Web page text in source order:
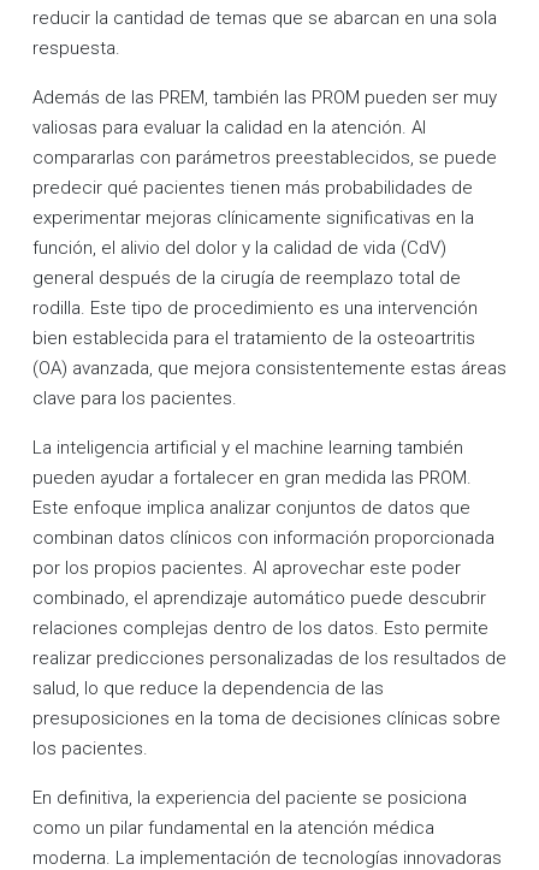
reducir la cantidad de temas que se abarcan en una sola
respuesta.
Además de las PREM, también las PROM pueden ser muy
valiosas para evaluar la calidad en la atención. Al
compararlas con parámetros preestablecidos, se puede
predecir qué pacientes tienen más probabilidades de
experimentar mejoras clínicamente significativas en la
función, el alivio del dolor y la calidad de vida (CdV)
general después de la cirugía de reemplazo total de
rodilla. Este tipo de procedimiento es una intervención
bien establecida para el tratamiento de la osteoartritis
(OA) avanzada, que mejora consistentemente estas áreas
clave para los pacientes.
La inteligencia artificial y el machine learning también
pueden ayudar a fortalecer en gran medida las PROM.
Este enfoque implica analizar conjuntos de datos que
combinan datos clínicos con información proporcionada
por los propios pacientes. Al aprovechar este poder
combinado, el aprendizaje automático puede descubrir
relaciones complejas dentro de los datos. Esto permite
realizar predicciones personalizadas de los resultados de
salud, lo que reduce la dependencia de las
presuposiciones en la toma de decisiones clínicas sobre
los pacientes.
En definitiva, la experiencia del paciente se posiciona
como un pilar fundamental en la atención médica
moderna. La implementación de tecnologías innovadoras